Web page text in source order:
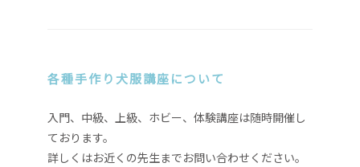
各種手作り犬服講座について
入門、中級、上級、ホビー、体験講座は随時開催し
ております。
詳しくはお近くの先生までお問い合わせください。